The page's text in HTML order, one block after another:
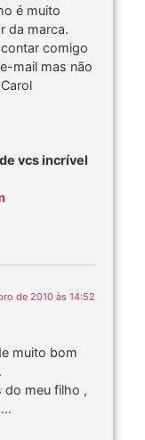
é muito
da marca.
comigo
mail mas não
vcs incrível
de 2010 às 14:52
muito bom
do meu filho ,